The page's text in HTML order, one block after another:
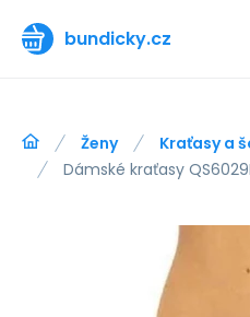
bundicky.cz
Ženy
Kraťasy a
Dámské kraťasy